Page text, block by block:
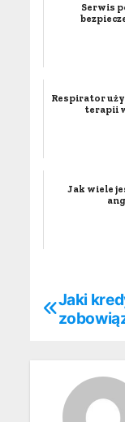
Serwis
Respirator
terapii
Jak wiele
NJaki